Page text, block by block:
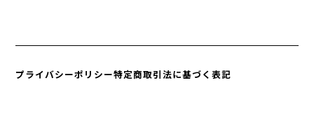
プライバシーポリシー特定商取引法に基づく表記